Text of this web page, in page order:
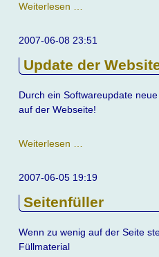
Weiterlesen …
integriert
2007-06-08 23:51
Update der
Durch ein Softwareupdate
auf der Webseite!
Weiterlesen …
Website
2007-06-05 19:19
Seitenfüller
Wenn zu wenig auf der Seite
Füllmaterial